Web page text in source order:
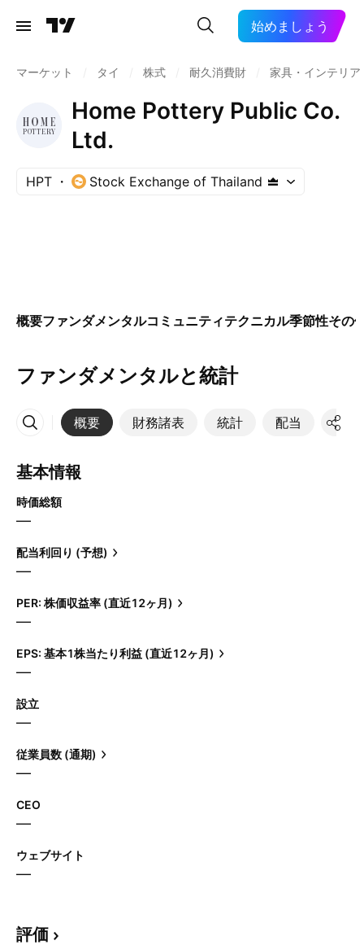
始めましょう
マーケット タイ 株式 耐久消費財 家具・インテリア
Home Pottery Public Co.
Ltd.
HPT Stock Exchange of Thailand
概要ファンダメンタルコミュニティテクニカル季節性その
ファンダメンタルと統計
概要 財務諸表 統計 配当 決算
その他
基本情報
時価総額
—
配当利回り (予想)
—
PER: 株価収益率 (直近12ヶ月)
—
EPS: 基本1株当たり利益 (直近12ヶ月)
—
設立
—
従業員数 (通期)
—
CEO
—
ウェブサイト
—
評価